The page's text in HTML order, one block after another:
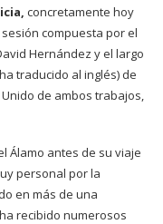
concretamente hoy
compuesta por el
Hernández y el largo
traducido al inglés) de
de ambos trabajos,
Álamo antes de su viaje
personal por la
en más de una
recibido numerosos